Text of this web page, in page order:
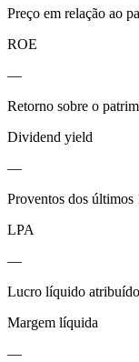
Preço em relação ao
ROE
—
Retorno sobre o
Dividend yield
—
Proventos dos últimos
LPA
—
Lucro líquido atribuído
Margem líquida
—